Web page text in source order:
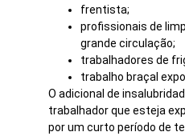
frentista;
profissionais de
grande circulação;
trabalhadores de
trabalho braçal
O adicional de
trabalhador que esteja
por um curto período de